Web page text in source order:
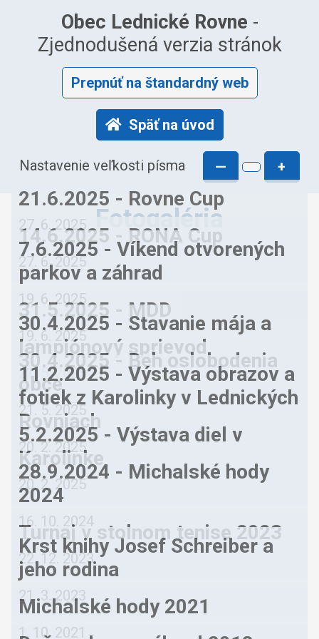
Obec Lednické Rovne -
Zjednodušená verzia stránok
Prepnúť na štandardný web
Späť na úvod
Nastavenie veľkosti písma — +
Fotogaléria
21.6.2025 - Rovne Cup
27. 6. 2025
14.6.2025 - RONA Cup
27. 6. 2025
7.6.2025 - Víkend otvorených
parkov a záhrad
19. 6. 2025
31.5.2025 - MDD
19. 6. 2025
30.4.2025 - Stavanie mája a
lampiónový sprievod
21. 5. 2025
30.4.2025 - Beh oslobodenia
obce
21. 5. 2025
11.2.2025 - Výstava obrazov a
fotiek z Karolinky v Lednických
Rovniach
20. 2. 2025
5.2.2025 - Výstava diel v
Karolinke
20. 2. 2025
28.9.2024 - Michalské hody
2024
16. 10. 2024
Turnaj v stolnom tenise 2023
22. 12. 2023
Krst knihy Josef Schreiber a
jeho rodina
21. 3. 2023
Michalské hody 2021
1. 10. 2021